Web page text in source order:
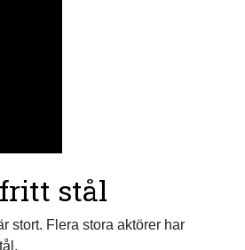
stål
stort. Flera stora aktörer har